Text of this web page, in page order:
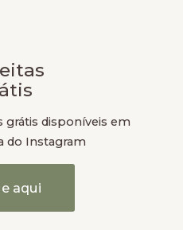
grátis disponíveis em
do Instagram
aqui